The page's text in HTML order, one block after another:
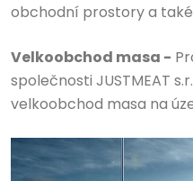
obchodní prostory a
Velkoobchod masa -
společnosti JUSTMEAT
velkoobchod masa na